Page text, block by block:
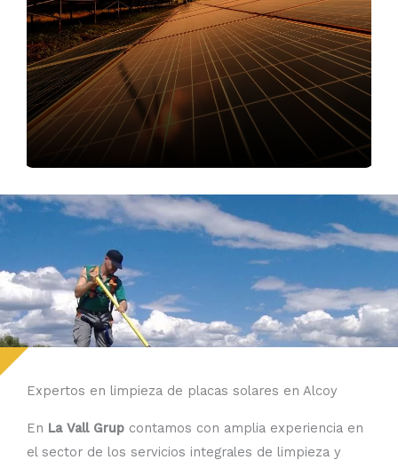
Expertos en limpieza de placas solares en Alcoy
En La Vall Grup contamos con amplia experiencia en
el sector de los servicios integrales de limpieza y